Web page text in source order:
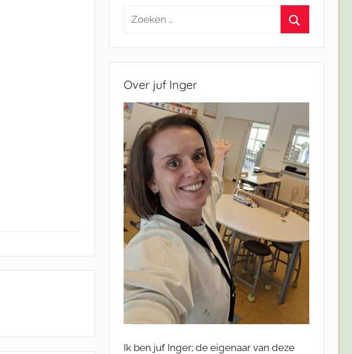
Zoeken
Over juf Inger
Ik ben juf Inger; de eigenaar van deze